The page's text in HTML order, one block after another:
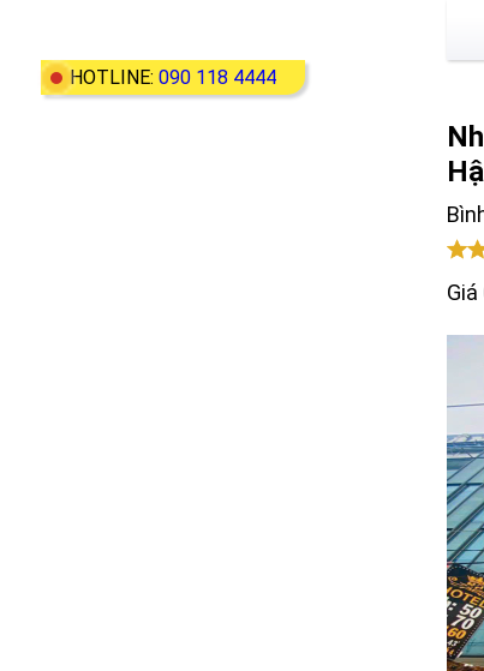
HOTLINE: 090 118 4444